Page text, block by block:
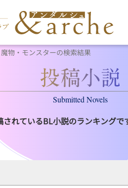
魔物・モンスターの検索結果
Submitted Novels
されているBL小説のランキングで